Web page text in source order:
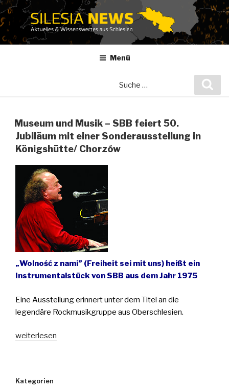
Zum
Inhalt
springen
Menü
Museum und Musik – SBB feiert 50.
Jubiläum mit einer Sonderausstellung in
Königshütte/ Chorzów
„Wolność z nami” (Freiheit sei mit uns) heißt ein
Instrumentalstück von SBB aus dem Jahr 1975
Eine Ausstellung erinnert unter dem Titel an die
legendäre Rockmusikgruppe aus Oberschlesien.
„Museum
SBB
weiterlesen
Kategorien